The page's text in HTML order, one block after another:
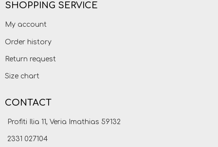
SHOPPING SERVICE
My account
Order history
Return request
Size chart
CONTACT
Profiti Ilia 11, Veria Imathias 59132
2331 027104